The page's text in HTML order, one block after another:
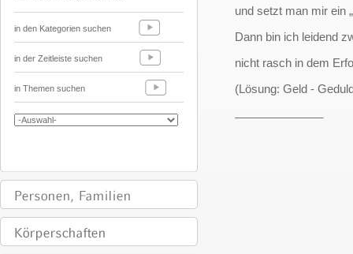
in den Kategorien suchen
in der Zeitleiste suchen
in Themen suchen
und setzt man mir ein
Dann bin ich leidend
nicht rasch in dem
(Lösung: Geld -